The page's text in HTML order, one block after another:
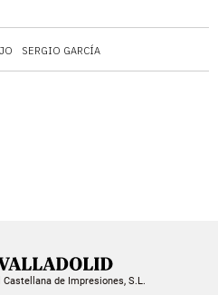
SERGIO GARCÍA
de Impresiones, S.L.